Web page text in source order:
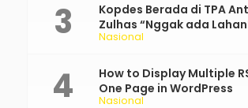
Nasional
Kopdes Berada di TPA
Zulhas “Nggak ada
Nasional
How to Display Multiple
One Page in WordPress